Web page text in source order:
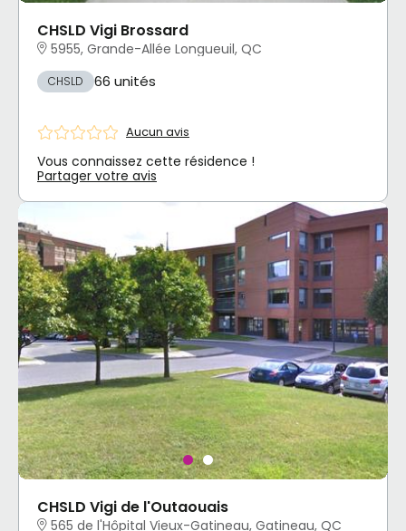
CHSLD Vigi Brossard
5955, Grande-Allée Longueuil, QC
CHSLD 66 unités
Aucun avis
Vous connaissez cette résidence !
Partager votre avis
CHSLD Vigi de l'Outaouais
565 de l'Hôpital Vieux-Gatineau, Gatineau, QC